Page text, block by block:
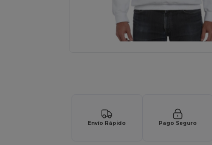
Envío Rápido Pago Seguro